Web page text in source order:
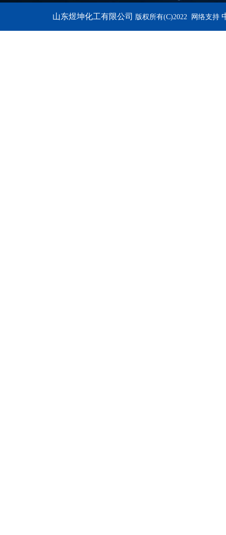
山东煜坤化工有限公司 版权所有(C)2022 网络支持